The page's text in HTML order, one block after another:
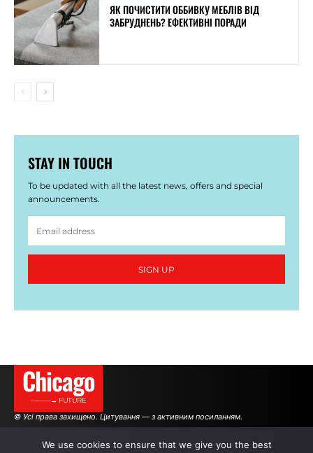
ЯК ПОЧИСТИТИ ОББИВКУ МЕБЛІВ ВІД
ЗАБРУДНЕНЬ? ЕФЕКТИВНІ ПОРАДИ
STAY IN TOUCH
To be updated with all the latest news, offers and special
announcements.
SIGN UP
Сhicago
———→ FUTURE
© Усі права захищено. Цитування — з активним посиланням.
We use cookies to ensure that we give you the best